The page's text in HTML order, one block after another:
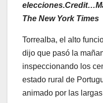
The New York Times
Torrealba, el alto
dijo que pasó la
inspeccionando los
estado rural de
animado por las